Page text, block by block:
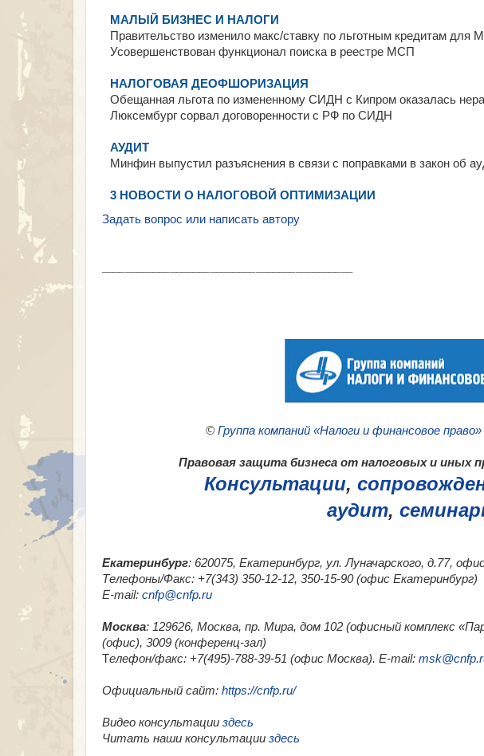
МАЛЫЙ БИЗНЕС И НАЛОГИ
Правительство изменило макс/ставку по льготным кредитам для
Усовершенствован функционал поиска в реестре МСП
НАЛОГОВАЯ ДЕОФШОРИЗАЦИЯ
Обещанная льгота по измененному СИДН с Кипром оказалась
Люксембург сорвал договоренности с РФ по СИДН
АУДИТ
Минфин выпустил разъяснения в связи с поправками в закон об
3 НОВОСТИ О НАЛОГОВОЙ ОПТИМИЗАЦИИ
Задать вопрос или написать автору
© Группа компаний «Налоги и финансовое
Правовая защита бизнеса от налоговых и иных
Консультации,
аудит,
Екатеринбург: 620075, Екатеринбург, ул. Луначарского, д.77,
Телефоны/Факс: +7(343) 350-12-12, 350-15-90 (офис Екатеринбург)
E-mail: cnfp@cnfp.ru
Москва: 129626, Москва, пр. Мира, дом 102 (офисный комплекс
(офис), 3009 (конференц-зал)
Телефон/факс: +7(495)-788-39-51 (офис Москва). E-mail:
Официальный сайт: https://cnfp.ru/
Видео консультации здесь
Читать наши консультации здесь